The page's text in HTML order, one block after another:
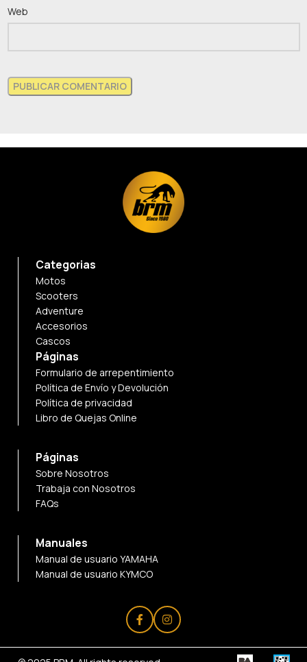
Web
Categorias
Motos
Scooters
Adventure
Accesorios
Cascos
Páginas
Formulario de arrepentimiento
Política de Envío y Devolución
Política de privacidad
Libro de Quejas Online
Páginas
Sobre Nosotros
Trabaja con Nosotros
FAQs
Manuales
Manual de usuario YAMAHA
Manual de usuario KYMCO